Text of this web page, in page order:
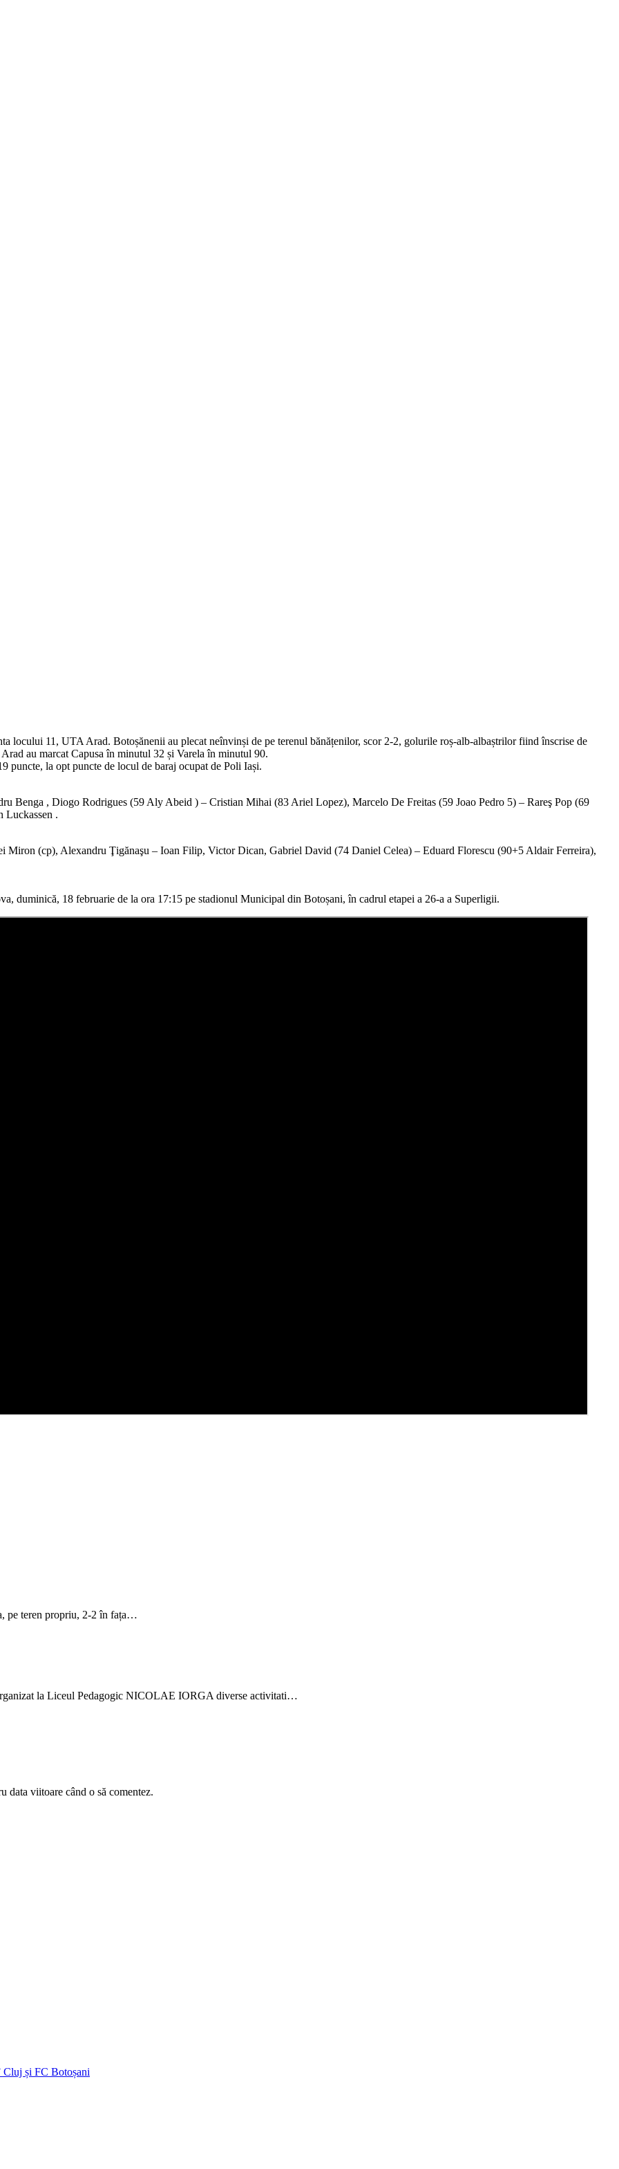
locului 11, UTA Arad. Botoșănenii au plecat neînvinși de pe terenul bănățenilor, scor 2-2, golurile roș-alb-albaștrilor fiind înscrise de
au marcat Capusa în minutul 32 și Varela în minutul 90.
puncte, la opt puncte de locul de baraj ocupat de Poli Iași.
Benga , Diogo Rodrigues (59 Aly Abeid ) – Cristian Mihai (83 Ariel Lopez), Marcelo De Freitas (59 Joao Pedro 5) – Rareş Pop (69
.
Miron (cp), Alexandru Ţigănaşu – Ioan Filip, Victor Dican, Gabriel David (74 Daniel Celea) – Eduard Florescu (90+5 Aldair Ferreira),
duminică, 18 februarie de la ora 17:15 pe stadionul Municipal din Botoșani, în cadrul etapei a 26-a a Superligii.
pe teren propriu, 2-2 în fața…
la Liceul Pedagogic NICOLAE IORGA diverse activitati…
data viitoare când o să comentez.